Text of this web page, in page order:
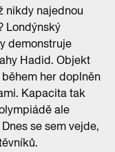
nikdy najednou
Londýnský
demonstruje
Hadid. Objekt
her doplněn
Kapacita tak
ale
se sem vejde,